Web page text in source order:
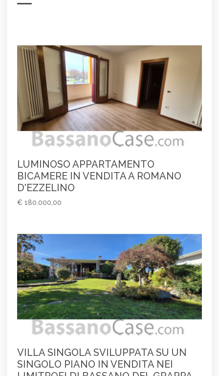
LUMINOSO APPARTAMENTO
BICAMERE IN VENDITA A ROMANO
D'EZZELINO
€ 180.000,00
VILLA SINGOLA SVILUPPATA SU UN
SINGOLO PIANO IN VENDITA NEI